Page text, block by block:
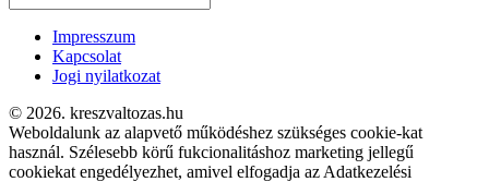
Impresszum
Kapcsolat
Jogi nyilatkozat
© 2026. kreszvaltozas.hu
Weboldalunk az alapvető működéshez szükséges cookie-kat
használ. Szélesebb körű fukcionalitáshoz marketing jellegű
cookiekat engedélyezhet, amivel elfogadja az Adatkezelési